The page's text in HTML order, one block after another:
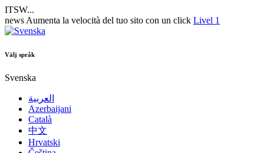
ITSW...
news Aumenta la velocità del tuo sito con un click Livel 1
Välj språk
Svenska
العربية
Azerbaijani
Català
中文
Hrvatski